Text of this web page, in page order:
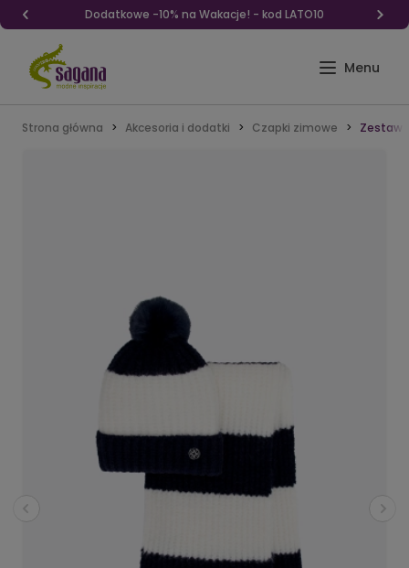
Dodatkowe -10% na Wakacje! - kod LATO10
Strona główna Akcesoria i dodatki Czapki zimowe Zestaw